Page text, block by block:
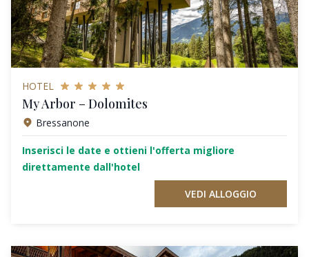
HOTEL
My Arbor – Dolomites
Bressanone
Inserisci le date e ottieni l'offerta migliore
direttamente dall'hotel
VEDI ALLOGGIO